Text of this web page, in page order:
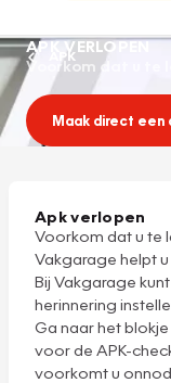
APK
APK VERLOPEN
Voorkom dat u te
Maak direct een
Apk verlopen
Voorkom dat u te
Vakgarage helpt
Bij Vakgarage
herinnering
Ga naar het blokje
voor de APK-
voorkomt u